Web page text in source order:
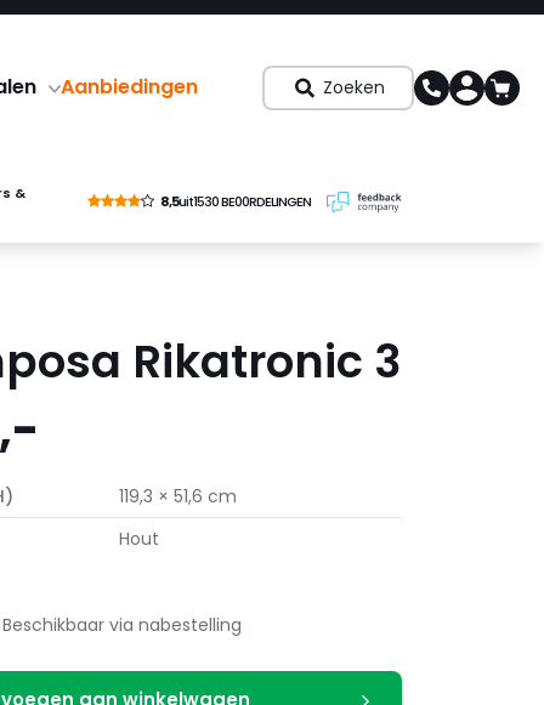
Aanbiedingen Zoeken
&
8,5uit1530 BE00RDELINGEN
Rikatronic 3
119,3 × 51,6 cm
Hout
Beschikbaar via nabestelling
aan winkelwagen